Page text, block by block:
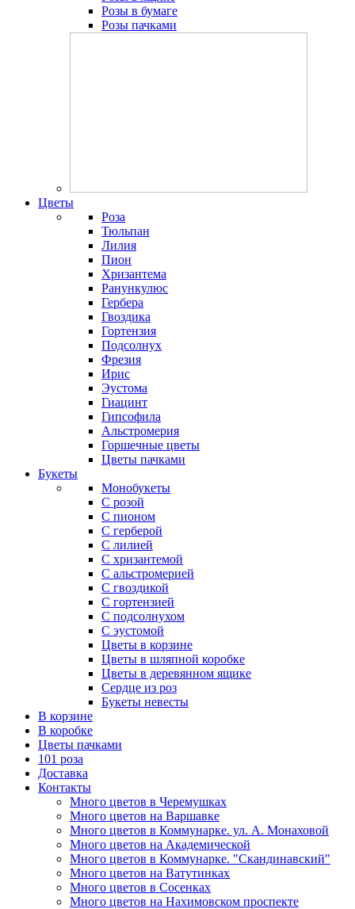
Розы в бумаге
Розы пачками
Цветы
Роза
Тюльпан
Лилия
Пион
Хризантема
Ранункулюс
Гербера
Гвоздика
Гортензия
Подсолнух
Фрезия
Ирис
Эустома
Гиацинт
Гипсофила
Альстромерия
Горшечные цветы
Цветы пачками
Букеты
Монобукеты
С розой
С пионом
С герберой
С лилией
С хризантемой
С альстромерией
С гвоздикой
С гортензией
С подсолнухом
С эустомой
Цветы в корзине
Цветы в шляпной коробке
Цветы в деревянном ящике
Сердце из роз
Букеты невесты
В корзине
В коробке
Цветы пачками
101 роза
Доставка
Контакты
Много цветов в Черемушках
Много цветов на Варшавке
Много цветов в Коммунарке. ул. А. Монаховой
Много цветов на Академической
Много цветов в Коммунарке. "Скандинавский"
Много цветов на Ватутинках
Много цветов в Сосенках
Много цветов на Нахимовском проспекте